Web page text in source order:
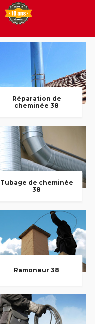
Réparation de
cheminée 38
Tubage de cheminée
38
Ramoneur 38